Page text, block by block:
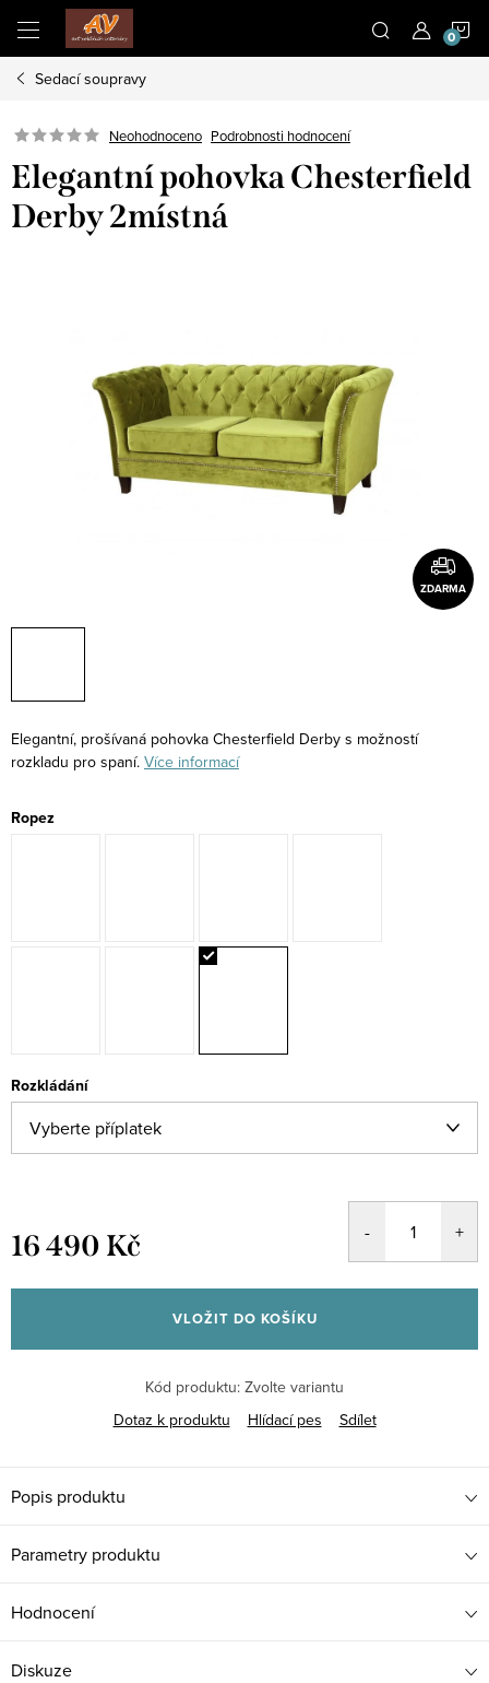
obsah
Sedací soupravy
Neohodnoceno Podrobnosti hodnocení
Elegantní pohovka Chesterfield
Derby 2místná
ZDARMA
Elegantní, prošívaná pohovka Chesterfield Derby s možností
rozkladu pro spaní. Více informací
Ropez
Rozkládání
16 490 Kč
cena:
VLOŽIT DO KOŠÍKU
Kód produktu: Zvolte variantu
Dotaz k produktu
Hlídací pes Sdílet
Popis produktu
Parametry produktu
Hodnocení
Diskuze